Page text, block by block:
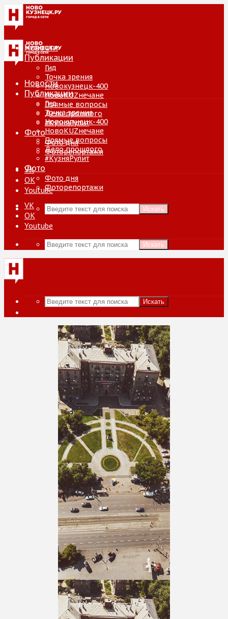
Новости
Публикации
Гид
Точка зрения
Новокузнецк-400
НовоKUZнечане
Прямые вопросы
Дело прошлого
#КузняРулит
Фото
Фото дня
Фоторепортажи
VK
ОК
Youtube
Искать
Новости
Публикации
Гид
Точка зрения
Новокузнецк-400
НовоKUZнечане
Прямые вопросы
Дело прошлого
#КузняРулит
Фото
Фото дня
Фоторепортажи
VK
ОК
Youtube
Искать
Искать